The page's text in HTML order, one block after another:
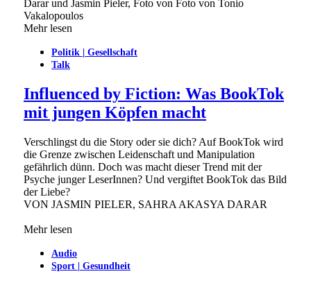
Mehr lesen
Politik | Gesellschaft
Talk
Influenced by Fiction: Was BookTok
mit jungen Köpfen macht
Verschlingst du die Story oder sie dich? Auf BookTok wird
die Grenze zwischen Leidenschaft und Manipulation
gefährlich dünn. Doch was macht dieser Trend mit der
Psyche junger LeserInnen? Und vergiftet BookTok das Bild
der Liebe?
VON JASMIN PIELER, SAHRA AKASYA DARAR
Mehr lesen
Audio
Sport | Gesundheit